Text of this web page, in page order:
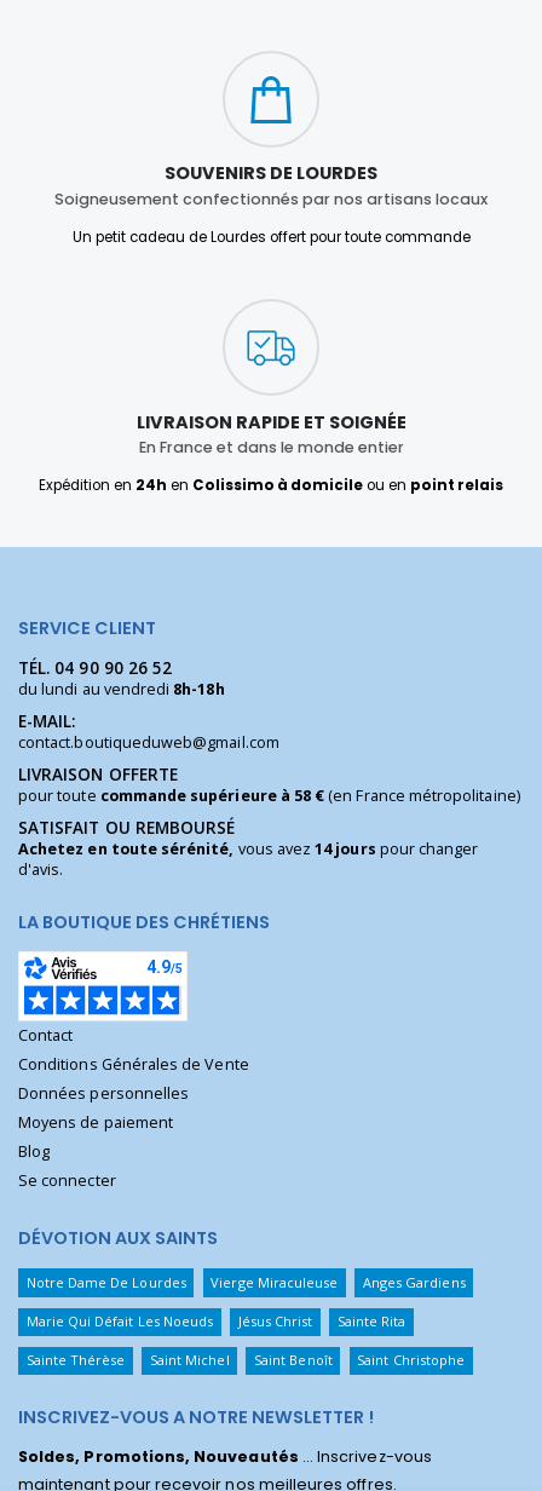
SOUVENIRS DE LOURDES
Soigneusement confectionnés par nos artisans locaux
Un petit cadeau de Lourdes offert pour toute commande
LIVRAISON RAPIDE ET SOIGNÉE
En France et dans le monde entier
Expédition en 24h en Colissimo à domicileou en point relais
SERVICE CLIENT
TÉL. 04 90 90 26 52
du lundi au vendredi 8h-18h
E-MAIL:
contact.boutiqueduweb@gmail.com
LIVRAISON OFFERTE
pour toute commande supérieure à 58 €(en France métropolitaine)
SATISFAIT OU REMBOURSÉ
Achetez en toute sérénité, vous avez14 jours pour changer
d'avis.
LA BOUTIQUE DES CHRÉTIENS
Contact
Conditions Générales de Vente
Données personnelles
Moyens de paiement
Blog
Se connecter
DÉVOTION AUX SAINTS
Notre Dame De Lourdes Vierge Miraculeuse Anges Gardiens
Marie Qui Défait Les Noeuds Jésus Christ Sainte Rita
Sainte Thérèse Saint Michel Saint Benoît Saint Christophe
INSCRIVEZ-VOUS A NOTRE NEWSLETTER !
Soldes, Promotions, Nouveautés ... Inscrivez-vous
maintenant pour recevoir nos meilleures offres.